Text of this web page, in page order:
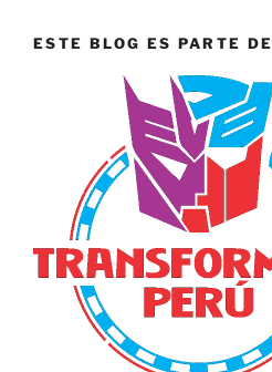
ESTE BLOG ES PARTE DE